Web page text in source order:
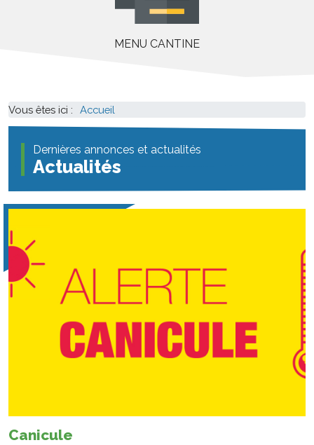
MENU CANTINE
Vous êtes ici : Accueil
Dernières annonces et actualités
Actualités
Canicule